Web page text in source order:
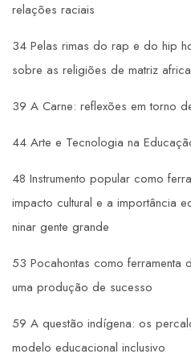
relações raciais
34 Pelas rimas do rap e do hip
sobre as religiões de matriz
39 A Carne: reflexões em torno
44 Arte e Tecnologia na
48 Instrumento popular como
impacto cultural e a importância
ninar gente grande
53 Pocahontas como ferramenta
uma produção de sucesso
59 A questão indígena: os
modelo educacional inclusivo